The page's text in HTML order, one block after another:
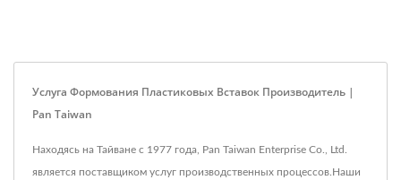
Услуга Формования Пластиковых Вставок Производитель |
Pan Taiwan
Находясь на Тайване с 1977 года, Pan Taiwan Enterprise Co., Ltd.
является поставщиком услуг производственных процессов.Наши